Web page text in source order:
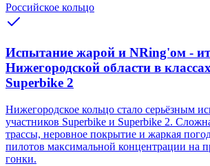
Российское кольцо
Испытание жарой и NRing'ом -
Нижегородской области в
Superbike 2
Нижегородское кольцо стало серьёзным
участников Superbike и Superbike 2.
трассы, неровное покрытие и жаркая
пилотов максимальной концентрации на
гонки.